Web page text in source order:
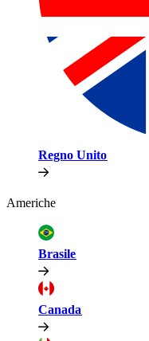
Regno Unito​​
Americhe​​
Brasile​​
Canada​​